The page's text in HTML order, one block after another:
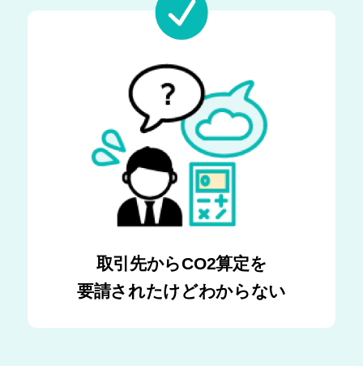
取引先からCO2算定を
要請されたけどわからない